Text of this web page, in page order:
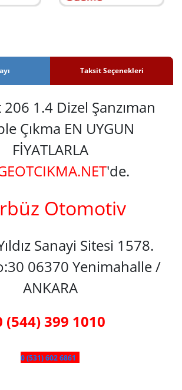
Taksit Seçenekleri
1.4 Dizel Şanzıman
Çıkma EN UYGUN
FİYATLARLA
'de.
Otomotiv
Sanayi Sitesi 1578.
06370 Yenimahalle /
ANKARA
(544) 399 1010
0 (531) 602 6861